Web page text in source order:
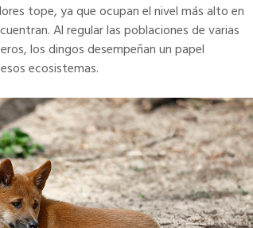
tope, ya que ocupan el nivel más alto en
Al regular las poblaciones de varias
los dingos desempeñan un papel
ecosistemas.